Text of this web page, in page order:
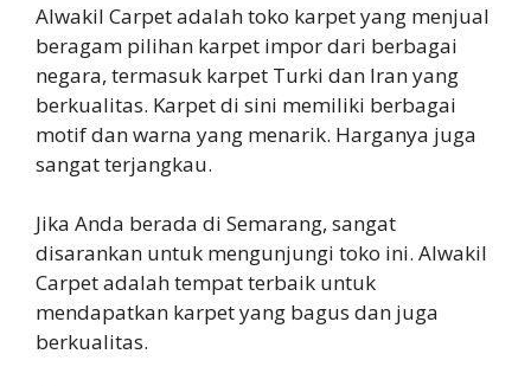
Alwakil Carpet adalah toko karpet yang menjual
beragam pilihan karpet impor dari berbagai
negara, termasuk karpet Turki dan Iran yang
berkualitas. Karpet di sini memiliki berbagai
motif dan warna yang menarik. Harganya juga
sangat terjangkau.
Jika Anda berada di Semarang, sangat
disarankan untuk mengunjungi toko ini. Alwakil
Carpet adalah tempat terbaik untuk
mendapatkan karpet yang bagus dan juga
berkualitas.